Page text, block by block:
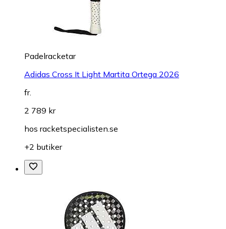
Padelracketar
Adidas Cross It Light Martita Ortega 2026
fr.
2 789 kr
hos racketspecialisten.se
+2 butiker